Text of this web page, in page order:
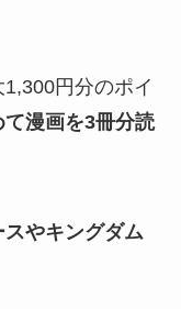
円分のポイ
漫画を3冊分読
スやキングダム